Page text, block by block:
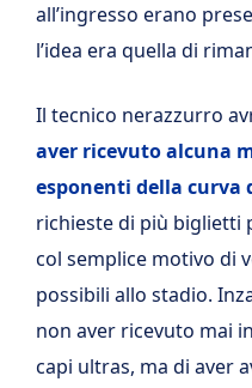
all’ingresso erano
l’idea era quella di
Il tecnico nerazzurro
aver ricevuto alcuna
esponenti della curva
richieste di più biglietti
col semplice motivo di
possibili allo stadio.
non aver ricevuto mai
capi ultras, ma di aver